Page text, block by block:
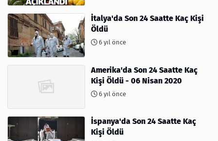
İtalya'da Son 24 Saatte Kaç Kişi
Öldü
6 yıl önce
Amerika'da Son 24 Saatte Kaç
Kişi Öldü - 06 Nisan 2020
6 yıl önce
İspanya'da Son 24 Saatte Kaç
Kişi Öldü